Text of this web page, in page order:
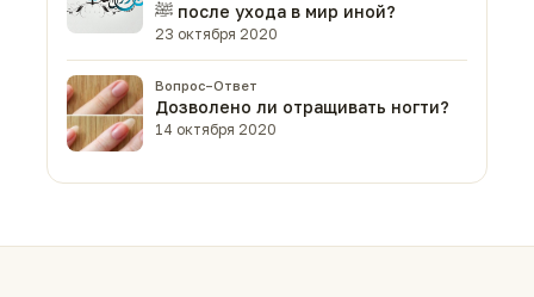
ﷺ после ухода в мир иной?
23 октября 2020
Вопрос–Ответ
Дозволено ли отращивать ногти?
14 октября 2020